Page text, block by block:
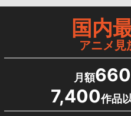
国内
アニメ見
月額660
7,400作品